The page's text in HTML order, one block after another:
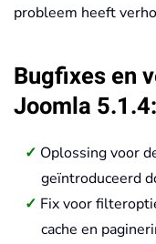
probleem heeft
Bugfixes en
Joomla 5.1.4:
Oplossing voor
geïntroduceerd
Fix voor
cache en